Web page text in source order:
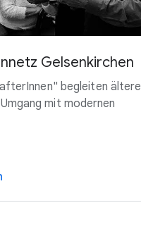
Gelsenkirchen
begleiten ältere
mit modernen